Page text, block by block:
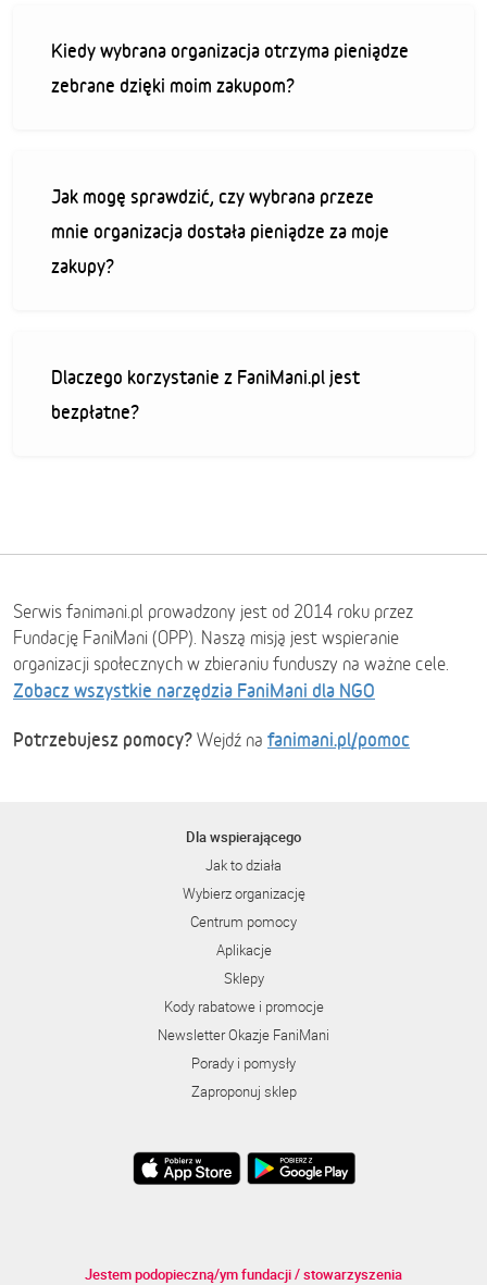
Kiedy wybrana organizacja otrzyma pieniądze
zebrane dzięki moim zakupom?
Jak mogę sprawdzić, czy wybrana przeze
mnie organizacja dostała pieniądze za moje
zakupy?
Dlaczego korzystanie z FaniMani.pl jest
bezpłatne?
Serwis fanimani.pl prowadzony jest od 2014 roku przez
Fundację FaniMani (OPP). Naszą misją jest wspieranie
organizacji społecznych w zbieraniu funduszy na ważne cele.
Zobacz wszystkie narzędzia FaniMani dla NGO
Potrzebujesz pomocy? Wejdź na fanimani.pl/pomoc
Dla wspierającego
Jak to działa
Wybierz organizację
Centrum pomocy
Aplikacje
Sklepy
Kody rabatowe i promocje
Newsletter Okazje FaniMani
Porady i pomysły
Zaproponuj sklep
Jestem podopieczną/ym fundacji / stowarzyszenia